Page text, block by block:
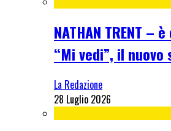
NATHAN TRENT –
“Mi vedi”, il nuovo
La Redazione
28 Luglio 2026